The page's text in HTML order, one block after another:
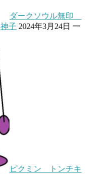
ダークソウル無印
神子 2024年3月24日 一
ピクミン トンチキ